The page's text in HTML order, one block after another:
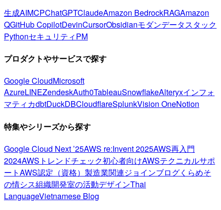
生成AIMCPChatGPTClaudeAmazon BedrockRAGAmazon
QGitHub CopilotDevinCursorObsidianモダンデータスタック
PythonセキュリティPM
プロダクトやサービスで探す
Google CloudMicrosoft
AzureLINEZendeskAuth0TableauSnowflakeAlteryxインフォ
マティカdbtDuckDBCloudflareSplunkVision OneNotion
特集やシリーズから探す
Google Cloud Next ’25AWS re:Invent 2025AWS再入門
2024AWSトレンドチェック初心者向けAWSテクニカルサポ
ートAWS認定（資格） 製造業関連ジョインブログくらめそ
の情シス組織開発室の活動デザインThai
LanguageVietnamese Blog